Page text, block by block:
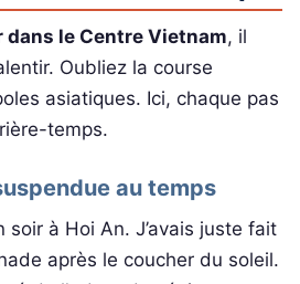
dans le Centre Vietnam, il
Oubliez la course
asiatiques. Ici, chaque pas
temps.
au temps
à Hoi An. J’avais juste fait
après le coucher du soleil.